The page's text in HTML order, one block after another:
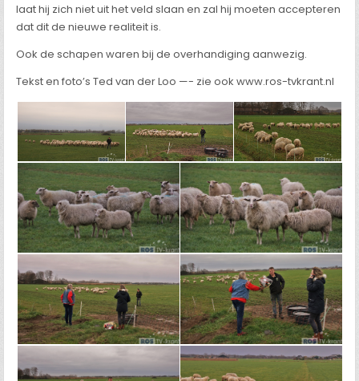
laat hij zich niet uit het veld slaan en zal hij moeten accepteren
dat dit de nieuwe realiteit is.
Ook de schapen waren bij de overhandiging aanwezig.
Tekst en foto’s Ted van der Loo —- zie ook www.ros-tvkrant.nl